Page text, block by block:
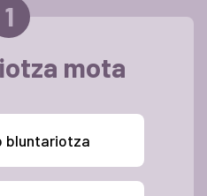
mota
bluntariotza